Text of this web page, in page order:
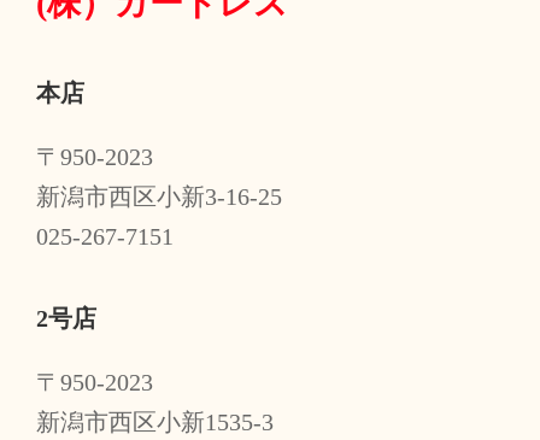
本店
〒950-2023
新潟市西区小新3-16-25
025-267-7151
2号店
〒950-2023
新潟市西区小新1535-3